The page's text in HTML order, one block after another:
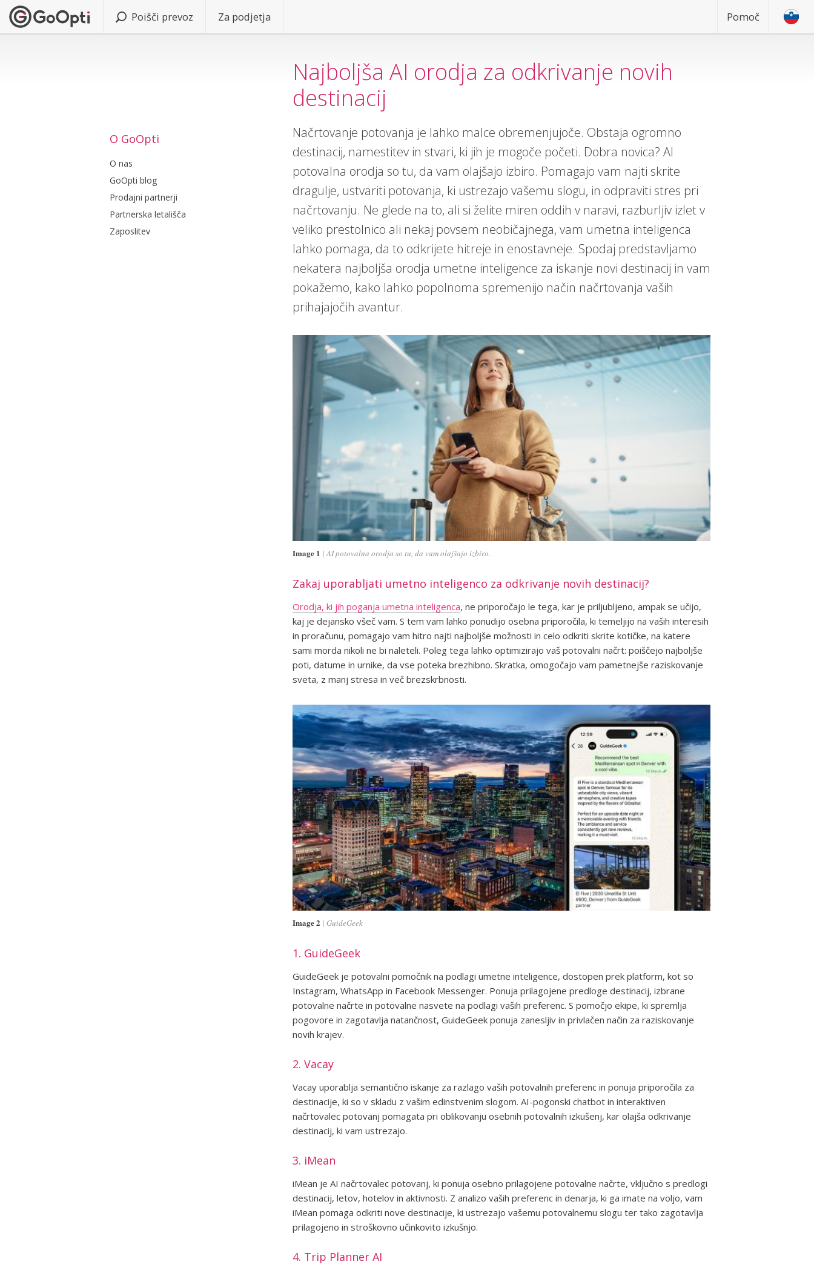
Poišči prevoz Za podjetja Pomoč
Najboljša AI orodja za odkrivanje novih
destinacij
O GoOpti
O nas
GoOpti blog
Prodajni partnerji
Partnerska letališča
Zaposlitev
Načrtovanje potovanja je lahko malce obremenjujoče. Obstaja ogromno
destinacij, namestitev in stvari, ki jih je mogoče početi. Dobra novica? AI
potovalna orodja so tu, da vam olajšajo izbiro. Pomagajo vam najti skrite
dragulje, ustvariti potovanja, ki ustrezajo vašemu slogu, in odpraviti stres pri
načrtovanju. Ne glede na to, ali si želite miren oddih v naravi, razburljiv izlet v
veliko prestolnico ali nekaj povsem neobičajnega, vam umetna inteligenca
lahko pomaga, da to odkrijete hitreje in enostavneje. Spodaj predstavljamo
nekatera najboljša orodja umetne inteligence za iskanje novi destinacij in vam
pokažemo, kako lahko popolnoma spremenijo način načrtovanja vaših
prihajajočih avantur.
Image 1 AI potovalna orodja so tu, da vam olajšajo izbiro.
Zakaj uporabljati umetno inteligenco za odkrivanje novih destinacij?
Orodja, ki jih poganja umetna inteligenca, ne priporočajo le tega, kar je priljubljeno, ampak se učijo,
kaj je dejansko všeč vam. S tem vam lahko ponudijo osebna priporočila, ki temeljijo na vaših interesih
in proračunu, pomagajo vam hitro najti najboljše možnosti in celo odkriti skrite kotičke, na katere
sami morda nikoli ne bi naleteli. Poleg tega lahko optimizirajo vaš potovalni načrt: poiščejo najboljše
poti, datume in urnike, da vse poteka brezhibno. Skratka, omogočajo vam pametnejše raziskovanje
sveta, z manj stresa in več brezskrbnosti.
Image 2 GuideGeek
1. GuideGeek
GuideGeek je potovalni pomočnik na podlagi umetne inteligence, dostopen prek platform, kot so
Instagram, WhatsApp in Facebook Messenger. Ponuja prilagojene predloge destinacij, izbrane
potovalne načrte in potovalne nasvete na podlagi vaših preferenc. S pomočjo ekipe, ki spremlja
pogovore in zagotavlja natančnost, GuideGeek ponuja zanesljiv in privlačen način za raziskovanje
novih krajev.
2. Vacay
Vacay uporablja semantično iskanje za razlago vaših potovalnih preferenc in ponuja priporočila za
destinacije, ki so v skladu z vašim edinstvenim slogom. AI-pogonski chatbot in interaktiven
načrtovalec potovanj pomagata pri oblikovanju osebnih potovalnih izkušenj, kar olajša odkrivanje
destinacij, ki vam ustrezajo.
3. iMean
iMean je AI načrtovalec potovanj, ki ponuja osebno prilagojene potovalne načrte, vključno s predlogi
destinacij, letov, hotelov in aktivnosti. Z analizo vaših preferenc in denarja, ki ga imate na voljo, vam
iMean pomaga odkriti nove destinacije, ki ustrezajo vašemu potovalnemu slogu ter tako zagotavlja
prilagojeno in stroškovno učinkovito izkušnjo.
4. Trip Planner AI